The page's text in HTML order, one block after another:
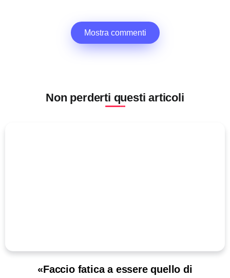
Mostra commenti
Non perderti questi articoli
«Faccio fatica a essere quello di